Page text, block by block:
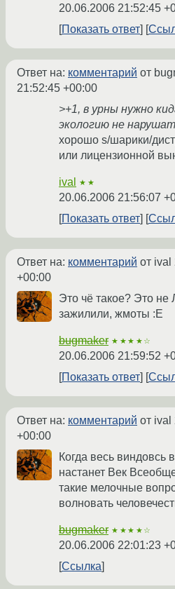
20.06.2006 21:52:45
Показать ответ
Ответ на: комментарий от
21:52:45 +00:00
>+1, в урны нужно
экологию не
хорошо s/шарики/
или лицензионной
ival ★★
20.06.2006 21:56:07
Показать ответ
Ответ на: комментарий от ival
+00:00
Это чё такое? Это не
зажилили, жмоты :E
bugmaker ★★★★☆
20.06.2006 21:59:52
Показать ответ
Ответ на: комментарий от ival
+00:00
Когда весь виндовсь
настанет Век
такие мелочные
волновать
bugmaker ★★★★☆
20.06.2006 22:01:23
Ссылка